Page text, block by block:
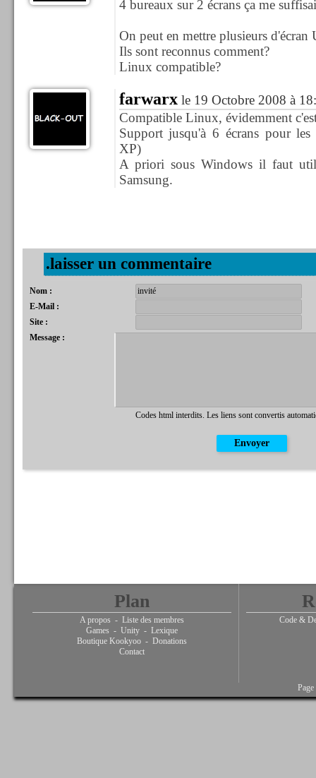
4 bureaux sur 2 écrans ça me
On peut en mettre plusieurs d'écran
Ils sont reconnus comment?
Linux compatible?
farwarxle 19 Octobre 2008 à
Compatible Linux, évidemment
Support jusqu'à 6 écrans pour
XP)
A priori sous Windows il faut
Samsung.
.laisser un commentaire
Nom :
E-Mail :
Site :
Message :
Codes html interdits. Les liens sont convertis
Plan
A propos - Liste des membres
Games - Unity - Lexique
Boutique Kookyoo - Donations
Contact
Code &